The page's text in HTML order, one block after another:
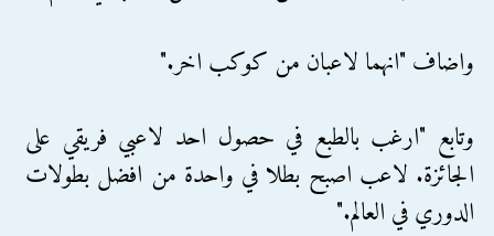
واضاف "انهما لاعبان من كوكب اخر."
وتابع "ارغب بالطبع في حصول احد لاعبي فريقي على
الجائزة. لاعب اصبح بطلا في واحدة من افضل بطولات
الدوري في العالم."